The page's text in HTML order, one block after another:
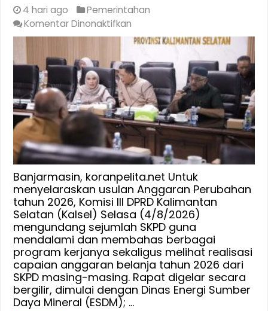
4 hari ago
Pemerintahan
Komentar Dinonaktifkan
Berkait
Perubahan
2026
Komisi
III
DPRD
Kalsel
Gelar
Rapat
Pendalaman
Kegiatan
Kerja
Sejumlah
SKPD
Banjarmasin, koranpelita.net Untuk
menyelaraskan usulan Anggaran Perubahan
tahun 2026, Komisi III DPRD Kalimantan
Selatan (Kalsel) Selasa (4/8/2026)
mengundang sejumlah SKPD guna
mendalami dan membahas berbagai
program kerjanya sekaligus melihat realisasi
capaian anggaran belanja tahun 2026 dari
SKPD masing-masing. Rapat digelar secara
bergilir, dimulai dengan Dinas Energi Sumber
Daya Mineral (ESDM); …